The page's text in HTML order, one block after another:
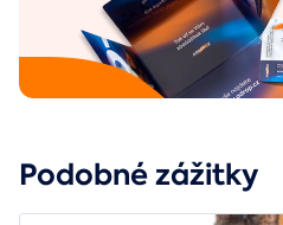
Podobné zážitky